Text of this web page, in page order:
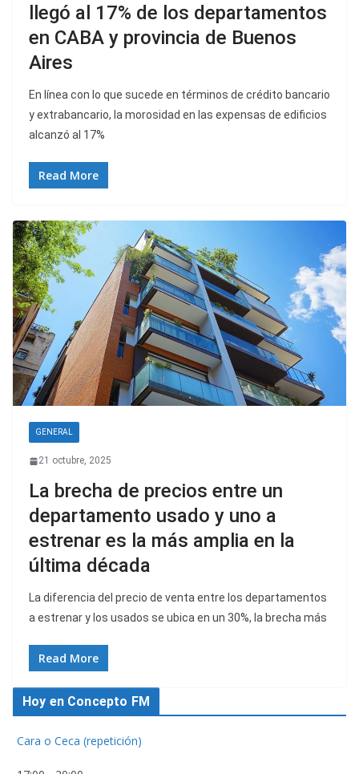
llegó al 17% de los departamentos
en CABA y provincia de Buenos
Aires
En línea con lo que sucede en términos de crédito bancario
y extrabancario, la morosidad en las expensas de edificios
alcanzó al 17%
Read More
GENERAL
21 octubre, 2025
La brecha de precios entre un
departamento usado y uno a
estrenar es la más amplia en la
última década
La diferencia del precio de venta entre los departamentos
a estrenar y los usados se ubica en un 30%, la brecha más
Read More
Hoy en Concepto FM
Cara o Ceca (repetición)